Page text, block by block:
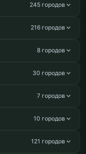
245 городов
216 городов
8 городов
30 городов
7 городов
10 городов
121 городов